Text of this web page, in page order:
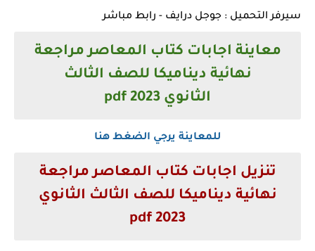
سيرفر التحميل : جوجل درايف - رابط مباشر
معاينة اجابات كتاب المعاصر مراجعة
نهائية ديناميكا للصف الثالث
الثانوي pdf 2023
للمعاينة يرجي الضغط هنا
تنزيل اجابات كتاب المعاصر مراجعة
نهائية ديناميكا للصف الثالث الثانوي
pdf 2023